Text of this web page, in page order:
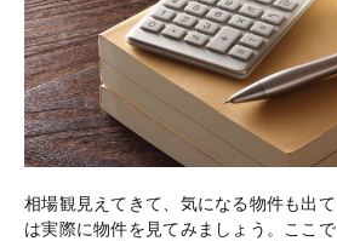
相場観見えてきて、気になる物件も出
は実際に物件を見てみましょう。ここ